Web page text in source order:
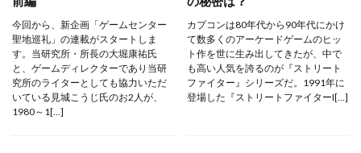
今回から、新企画「ゲームセンター
聖地巡礼」の連載がスタートしま
す。当研究所・所長の大堀康祐氏
と、ゲームディレクターであり当研
究所のライターとしても協力いただ
いている見城こうじ氏のお2人が、
1980～1[…]
カプコンは80年代から90年代にかけ
て数多くのアーケードゲームのヒッ
ト作を世に生み出してきたが、中で
も高い人気を誇るのが『ストリート
ファイター』シリーズだ。1991年に
登場した『ストリートファイターI[…]